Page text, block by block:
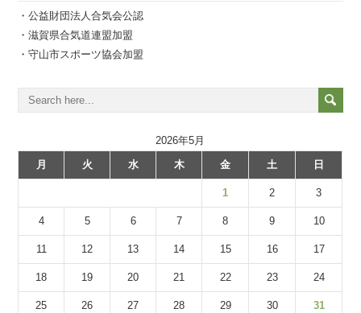
・公益財団法人合気会公認
・滋賀県合気道連盟加盟
・守山市スポーツ協会加盟
2026年5月
月
火 水 木 金 土 日
1 2 3
4 5 6 7 8 9 10
11 12 13 14 15 16 17
18 19 20 21 22 23 24
25 26 27 28 29 30
31